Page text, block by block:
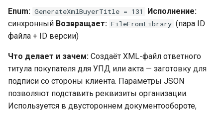
Enum: GenerateXmlBuyerTitle = 131
Исполнение:
синхронный Возвращает: FileFromLibrary (пара ID
файла + ID версии)
Что делает и зачем: Создаёт XML-файл ответного
титула покупателя для УПД или акта — заготовку для
подписи со стороны клиента. Параметры JSON
позволяют подставить реквизиты организации.
Используется в двустороннем документообороте,